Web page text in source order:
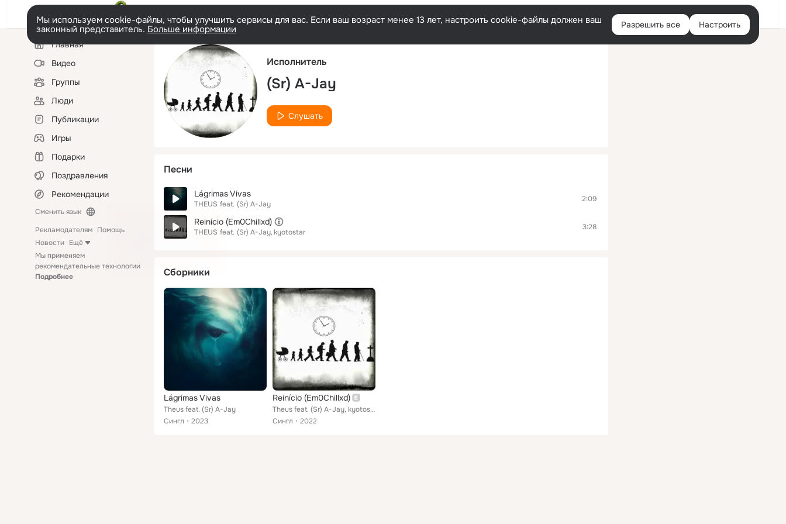
Русский Войти
Мы используем cookie-файлы, чтобы улучшить сервисы для вас. Если ваш возраст менее 13 лет, настроить cookie-файлы должен ваш
законный представитель. Больше информации Разрешить все Настроить
Левая
колонкаГлавная
Видео
Группы
Люди
Публикации
Игры
Подарки
Поздравления
Рекомендации
Сменить язык
Рекламодателям Помощь
Новости Ещё
Мы применяем
рекомендательные технологии
Подробнее
Исполнитель
(Sr) A-Jay
Слушать
Песни
Lágrimas Vivas
THEUS feat. (Sr) A-Jay
2:09
Reinício (Em0Chillxd)
THEUS feat. (Sr) A-Jay kyotostar
3:28
Сборники
Lágrimas Vivas
Theus feat. (Sr) A-Jay
Сингл
2023
Reinício (Em0Chillxd)
Theus feat. (Sr) A-Jay, kyotostar
Сингл
2022